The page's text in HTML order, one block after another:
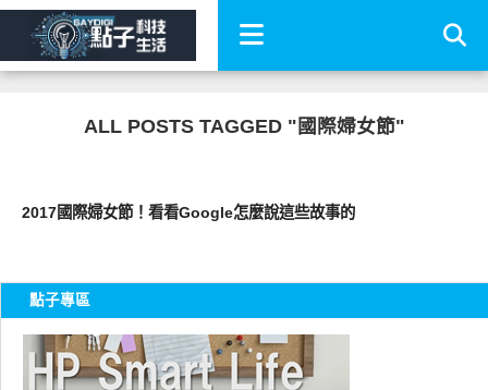
ALL POSTS TAGGED "國際婦女節"
2017國際婦女節！看看Google怎麼說這些故事的
點子專區